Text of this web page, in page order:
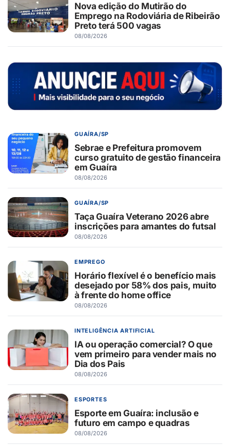
Nova edição do Mutirão do
Emprego na Rodoviária de Ribeirão
Preto terá 500 vagas
08/08/2026
GUAÍRA/SP
Sebrae e Prefeitura promovem
curso gratuito de gestão financeira
em Guaíra
08/08/2026
GUAÍRA/SP
Taça Guaíra Veterano 2026 abre
inscrições para amantes do futsal
08/08/2026
EMPREGO
Horário flexível é o benefício mais
desejado por 58% dos pais, muito
à frente do home office
08/08/2026
INTELIGÊNCIA ARTIFICIAL
IA ou operação comercial? O que
vem primeiro para vender mais no
Dia dos Pais
08/08/2026
ESPORTES
Esporte em Guaíra: inclusão e
futuro em campo e quadras
08/08/2026